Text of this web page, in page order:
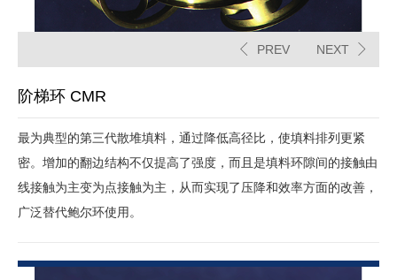
PREV NEXT
阶梯环 CMR
最为典型的第三代散堆填料，通过降低高径比，使填料排列更紧
密。增加的翻边结构不仅提高了强度，而且是填料环隙间的接触由
线接触为主变为点接触为主，从而实现了压降和效率方面的改善，
广泛替代鲍尔环使用。